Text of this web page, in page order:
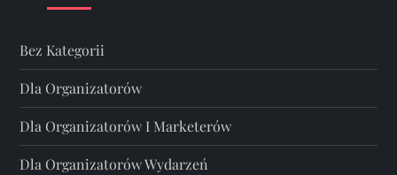
Bez Kategorii
Dla Organizatorów
Dla Organizatorów I Marketerów
Dla Organizatorów Wydarzeń